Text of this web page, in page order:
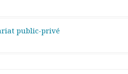
public-privé